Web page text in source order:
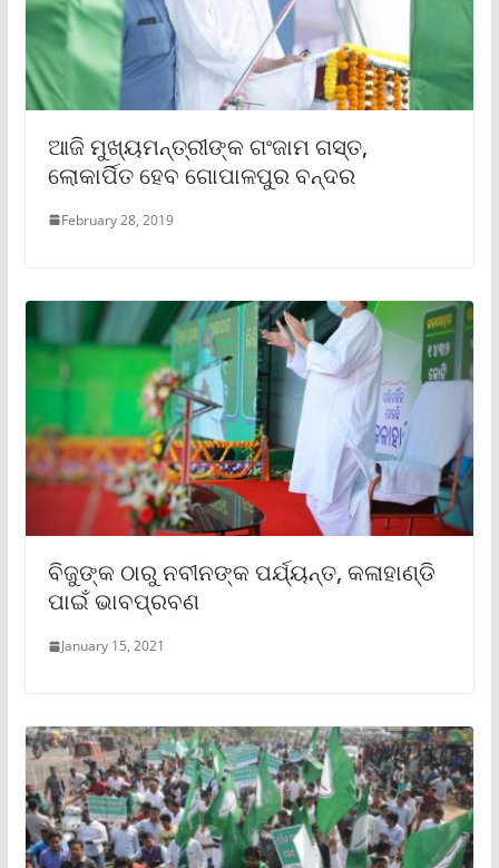
ଆଜି ମୁଖ୍ୟମନ୍ତ୍ରୀଙ୍କ ଗଂଜାମ ଗସ୍ତ,
ଲୋକାର୍ପିତ ହେବ ଗୋପାଳପୁର ବନ୍ଦର
February 28, 2019
ବିଜୁଙ୍କ ଠାରୁ ନବୀନଙ୍କ ପର୍ଯ୍ୟନ୍ତ, କଳାହାଣ୍ଡି
ପାଇଁ ଭାବପ୍ରବଣ
January 15, 2021